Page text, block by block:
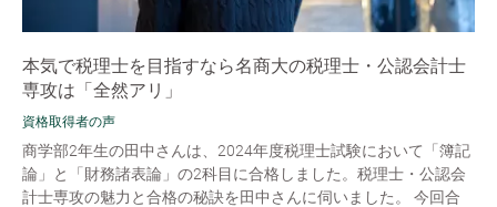
本気で税理士を目指すなら名商大の税理士・公認会計士
専攻は「全然アリ」
資格取得者の声
商学部2年生の田中さんは、2024年度税理士試験において「簿記
論」と「財務諸表論」の2科目に合格しました。税理士・公認会
計士専攻の魅力と合格の秘訣を田中さんに伺いました。 今回合